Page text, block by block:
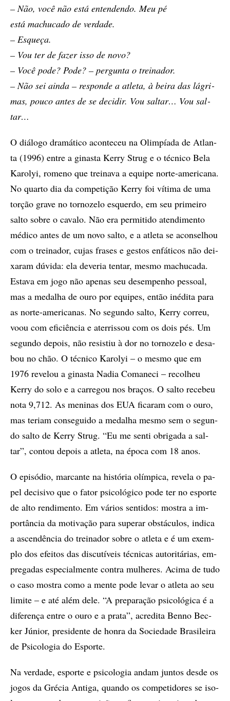
– Não, você não está en­ten­den­do. Meu pé
está ma­chu­ca­do de ver­da­de.
– Es­que­ça.
– Vou ter de fa­zer isso de novo?
– Você pode? Pode? – per­gun­ta o trei­na­dor.
– Não sei ain­da – res­pon­de a atle­ta, à bei­ra das lá­gri­
mas, pou­co an­tes de se de­ci­dir. Vou sal­tar… Vou sal­
tar…
O di­á­lo­go dra­má­ti­co acon­te­ceu na Olim­pí­a­da de Atlan­
ta (1996) en­tre a gi­nas­ta Kerry Strug e o téc­ni­co Be­la
Ka­rol­yi, ro­me­no que trei­na­va a equi­pe nor­te-ame­ri­ca­na.
No quar­to dia da com­pe­ti­ção Kerry foi ví­ti­ma de uma
tor­ção gra­ve no tor­no­ze­lo es­quer­do, em seu pri­mei­ro
sal­to so­bre o ca­va­lo. Não era per­mi­ti­do aten­di­men­to
mé­di­co an­tes de um novo sal­to, e a atle­ta se acon­se­lhou
com o trei­na­dor, cu­jas fra­ses e ges­tos en­fá­ti­cos não dei­
xa­ram dú­vi­da: ela de­ve­ria ten­tar, mes­mo ma­chu­ca­da.
Es­ta­va em jogo não ape­nas seu de­sem­pe­nho pes­so­al,
mas a me­da­lha de ouro por equi­pes, en­tão iné­di­ta para
as nor­te-ame­ri­ca­nas. No se­gun­do sal­to, Kerry cor­reu,
voou com efi­ci­ên­cia e ater­ris­sou com os dois pés. Um
se­gun­do de­pois, não re­sis­tiu à dor no tor­no­ze­lo e de­sa­
bou no chão. O téc­ni­co Ka­rol­yi – o mes­mo que em
1976 re­ve­lou a gi­nas­ta Na­dia Co­ma­ne­ci – re­co­lheu
Kerry do solo e a car­re­gou nos bra­ços. O sal­to re­ce­beu
nota 9,712. As me­ni­nas dos EUA fi­ca­ram com o ouro,
mas te­ri­am con­se­gui­do a me­da­lha mes­mo sem o se­gun­
do sal­to de Kerry Strug. “Eu me sen­ti obri­ga­da a sal­
tar”, con­tou de­pois a atle­ta, na épo­ca com 18 anos.
O epi­só­dio, mar­can­te na his­tó­ria olím­pi­ca, re­ve­la o pa­
pel de­ci­si­vo que o fa­tor psi­co­ló­gi­co pode ter no es­por­te
de alto ren­di­men­to. Em vá­ri­os sen­ti­dos: mos­tra a im­
por­tân­cia da mo­ti­va­ção para su­pe­rar obs­tá­cu­los, in­di­ca
a as­cen­dên­cia do trei­na­dor so­bre o atle­ta e é um exem­
plo dos efei­tos das dis­cu­tí­veis téc­ni­cas au­to­ri­tá­ri­as, em­
pre­ga­das es­pe­ci­al­men­te con­tra mu­lhe­res. Aci­ma de tudo
o caso mos­tra como a men­te pode le­var o atle­ta ao seu
li­mi­te – e até além dele. “A pre­pa­ra­ção psi­co­ló­gi­ca é a
di­fe­ren­ça en­tre o ouro e a pra­ta”, acre­di­ta Ben­no Bec­
ker Jú­ni­or, pre­si­den­te de hon­ra da So­ci­e­da­de Bra­si­lei­ra
de Psi­co­lo­gia do Es­por­te.
Na ver­da­de, es­por­te e psi­co­lo­gia an­dam jun­tos des­de os
jo­gos da Gré­cia An­ti­ga, quan­do os com­pe­ti­do­res se iso­